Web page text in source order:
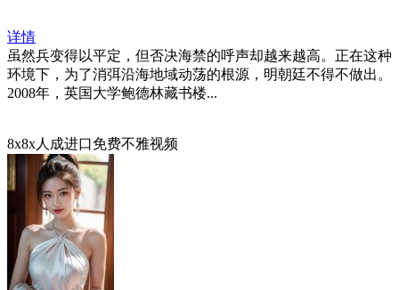
详情
虽然兵变得以平定，但否决海禁的呼声却越来越高。正在这种
环境下，为了消弭沿海地域动荡的根源，明朝廷不得不做出。
2008年，英国大学鲍德林藏书楼...
8x8x人成进口免费不雅视频